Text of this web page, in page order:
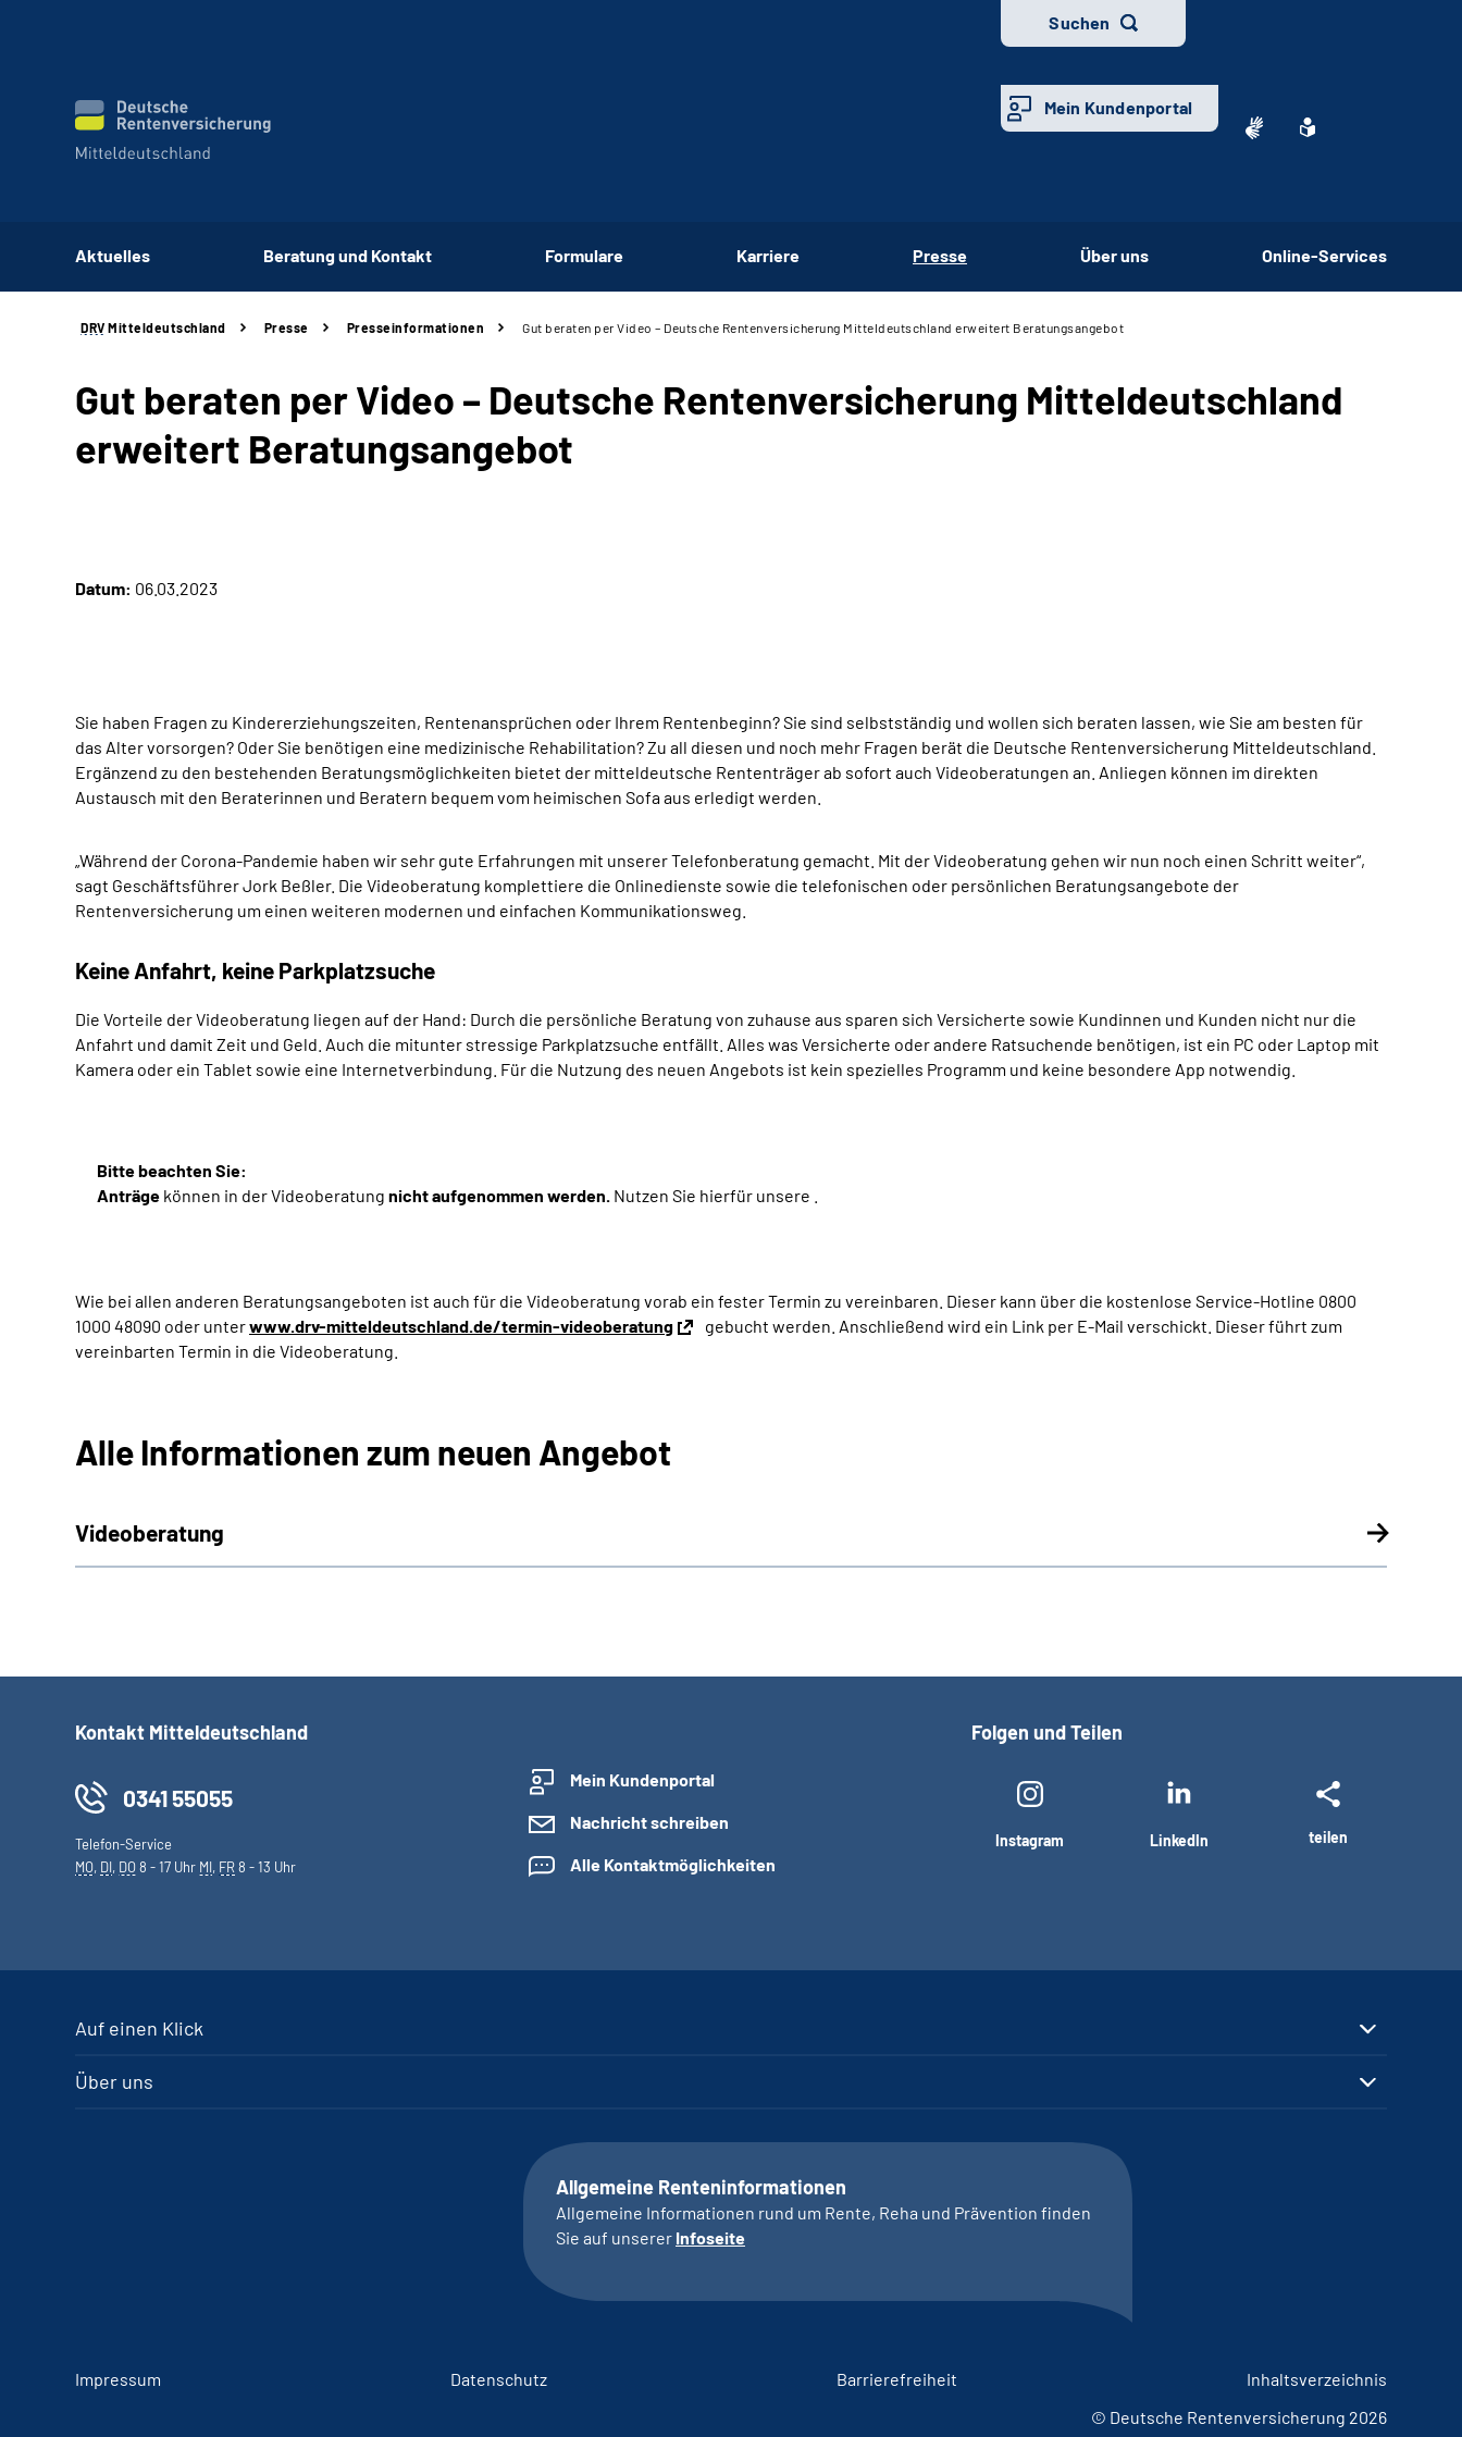
Suchen
Mein Kundenportal
Aktuelles Beratung und Kontakt Formulare Karriere Presse Über uns Online-Services
DRV Mitteldeutschland Presse Presseinformationen Gut beraten per Video – Deutsche Rentenversicherung Mitteldeutschland erweitert Beratungsangebot
Gut beraten per Video – Deutsche Rentenversicherung Mitteldeutschland
erweitert Beratungsangebot
Datum: 06.03.2023
Sie haben Fragen zu Kindererziehungszeiten, Rentenansprüchen oder Ihrem Rentenbeginn? Sie sind selbstständig und wollen sich beraten lassen, wie Sie am besten für
das Alter vorsorgen? Oder Sie benötigen eine medizinische Rehabilitation? Zu all diesen und noch mehr Fragen berät die Deutsche Rentenversicherung Mitteldeutschland.
Ergänzend zu den bestehenden Beratungsmöglichkeiten bietet der mitteldeutsche Rententräger ab sofort auch Videoberatungen an. Anliegen können im direkten
Austausch mit den Beraterinnen und Beratern bequem vom heimischen Sofa aus erledigt werden.
„Während der Corona-Pandemie haben wir sehr gute Erfahrungen mit unserer Telefonberatung gemacht. Mit der Videoberatung gehen wir nun noch einen Schritt weiter“,
sagt Geschäftsführer Jork Beßler. Die Videoberatung komplettiere die Onlinedienste sowie die telefonischen oder persönlichen Beratungsangebote der
Rentenversicherung um einen weiteren modernen und einfachen Kommunikationsweg.
Keine Anfahrt, keine Parkplatzsuche
Die Vorteile der Videoberatung liegen auf der Hand: Durch die persönliche Beratung von zuhause aus sparen sich Versicherte sowie Kundinnen und Kunden nicht nur die
Anfahrt und damit Zeit und Geld. Auch die mitunter stressige Parkplatzsuche entfällt. Alles was Versicherte oder andere Ratsuchende benötigen, ist ein PC oder Laptop mit
Kamera oder ein Tablet sowie eine Internetverbindung. Für die Nutzung des neuen Angebots ist kein spezielles Programm und keine besondere App notwendig.
Bitte beachten Sie:
Anträge können in der Videoberatung nicht aufgenommen werden. Nutzen Sie hierfür unsere
Wie bei allen anderen Beratungsangeboten ist auch für die Videoberatung vorab ein fester Termin zu vereinbaren. Dieser kann über die kostenlose Service-Hotline 0800
1000 48090 oder unterwww.drv-mitteldeutschland.de/termin-videoberatung
gebucht werden. Anschließend wird ein Link per E-Mail verschickt. Dieser führt zum
vereinbarten Termin in die Videoberatung.
Alle Informationen zum neuen Angebot
Videoberatung
Kontakt Mitteldeutschland
0341 55055
Telefon-Service
MO, DI, DO8 - 17 Uhr MI, FR8 - 13 Uhr
Mein Kundenportal
Nachricht schreiben
Alle Kontaktmöglichkeiten
Folgen und Teilen
Instagram LinkedIn teilen
Auf einen Klick
Über uns
Allgemeine Renteninformationen
Allgemeine Informationen rund um Rente, Reha und Prävention finden
Sie auf unserer Infoseite
Impressum Datenschutz Barrierefreiheit
Inhaltsverzeichnis
© Deutsche Rentenversicherung 2026